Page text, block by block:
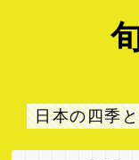
日本の四季